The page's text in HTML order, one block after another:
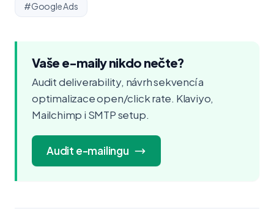
#Google Ads
Vaše e-maily nikdo nečte?
Audit deliverability, návrh sekvencí a
optimalizace open/click rate. Klaviyo,
Mailchimp i SMTP setup.
Audit e-mailingu